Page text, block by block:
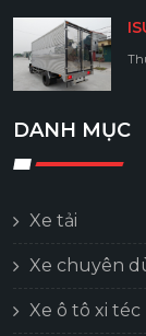
DANH MỤC
Xe tải
Xe chuyên
Xe ô tô xi téc